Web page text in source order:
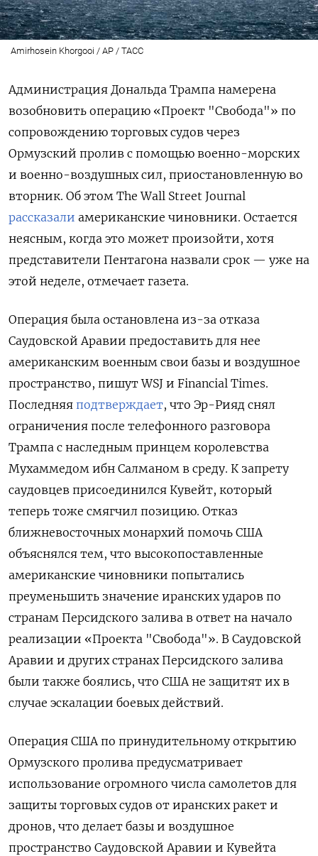
Amirhosein Khorgooi / AP / ТАСС
Администрация Дональда Трампа намерена
возобновить операцию «Проект "Свобода"» по
сопровождению торговых судов через
Ормузский пролив с помощью военно-морских
и военно-воздушных сил, приостановленную во
вторник. Об этом The Wall Street Journal
рассказали американские чиновники. Остается
неясным, когда это может произойти, хотя
представители Пентагона назвали срок — уже на
этой неделе, отмечает газета.
Операция была остановлена из-за отказа
Саудовской Аравии предоставить для нее
американским военным свои базы и воздушное
пространство, пишут WSJ и Financial Times.
Последняя подтверждает, что Эр-Рияд снял
ограничения после телефонного разговора
Трампа с наследным принцем королевства
Мухаммедом ибн Салманом в среду. К запрету
саудовцев присоединился Кувейт, который
теперь тоже смягчил позицию. Отказ
ближневосточных монархий помочь США
объяснялся тем, что высокопоставленные
американские чиновники попытались
преуменьшить значение иранских ударов по
странам Персидского залива в ответ на начало
реализации «Проекта "Свобода"». В Саудовской
Аравии и других странах Персидского залива
были также боялись, что США не защитят их в
случае эскалации боевых действий.
Операция США по принудительному открытию
Ормузского пролива предусматривает
использование огромного числа самолетов для
защиты торговых судов от иранских ракет и
дронов, что делает базы и воздушное
пространство Саудовской Аравии и Кувейта